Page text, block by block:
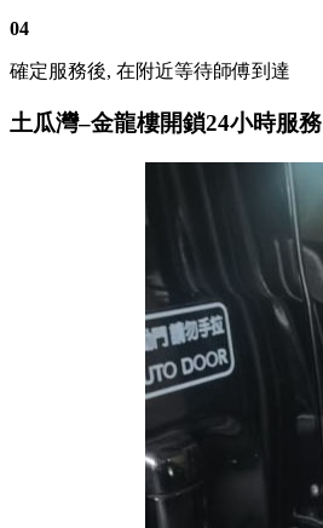
04
確定服務後, 在附近等待師傅到達
土瓜灣–金龍樓開鎖24小時服務